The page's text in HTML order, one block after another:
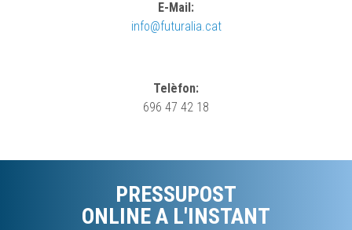
E-Mail:
info@futuralia.cat
Telèfon:
696 47 42 18
PRESSUPOST
ONLINE A L'INSTANT